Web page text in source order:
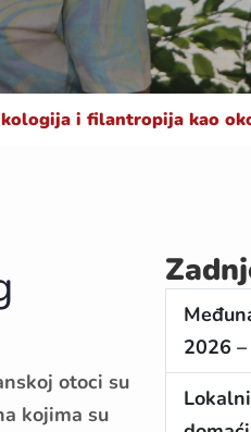
i filantropija kao
otoci su
kojima su
2026